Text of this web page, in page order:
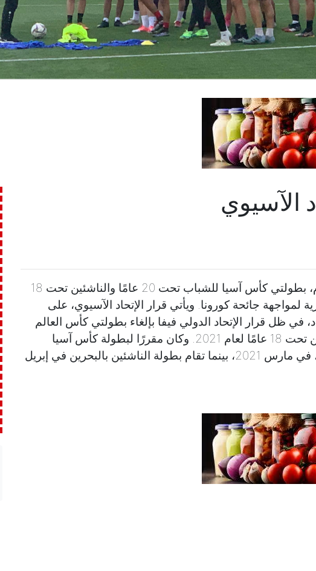
الآسيوي
ألغى الإتحاد الآسيوي لكرة القدم، بطولتي كأس آسيا للشباب تحت 20 عامًا والناشئين تحت 18
لمواجهة جائحة كورونا. ويأتي قرار الإتحاد الآسيوي، على
في ظل قرار الإتحاد الدولي فيفا بإلغاء بطولتي كأس العالم
للشباب تحت 20 عامًا، والناشئين تحت 18 عامًا لعام 2021. وكان مقررًا لبطولة كأس آسيا
للشباب أن تقام في أوزبكستان، في مارس 2021، بينما تقام بطولة الناشئين بالبحرين في إبريل